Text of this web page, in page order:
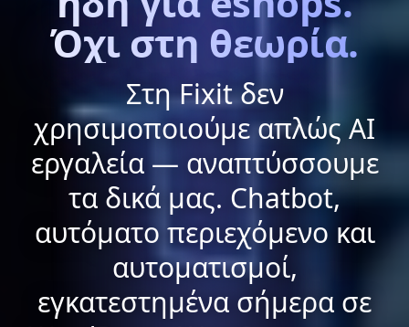
Όχι στη θεωρία.
Στη Fixit δεν
χρησιμοποιούμε απλώς AI
εργαλεία — αναπτύσσουμε
τα δικά μας. Chatbot,
αυτόματο περιεχόμενο και
αυτοματισμοί,
εγκατεστημένα σήμερα σε